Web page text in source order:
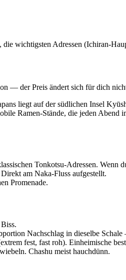
wichtigsten Adressen (Ichiran-
— der Preis ändert sich für dich
liegt auf der südlichen Insel
Ramen-Stände, die jeden Abend
Tonkotsu-Adressen. Wenn
am Naka-Fluss aufgestellt.
Promenade.
Nachschlag in dieselbe
fest, fast roh). Einheimische
Chashu meist hauchdünn.